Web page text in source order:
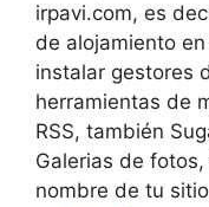
irpavi.com, es
de alojamiento
instalar gestores
herramientas de
RSS, también
Galerias de
nombre de tu